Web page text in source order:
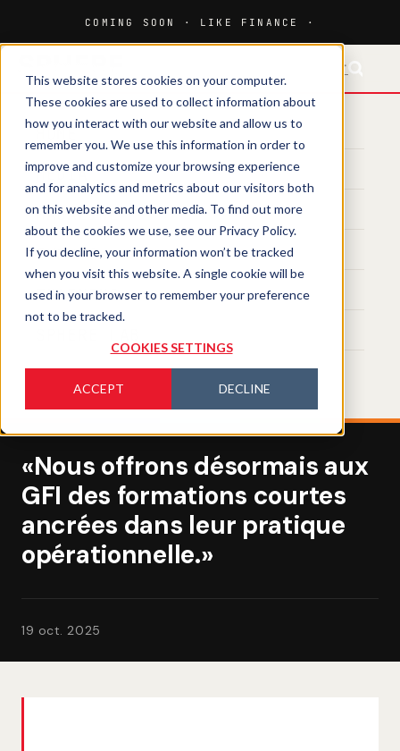
This website stores cookies on your computer.
These cookies are used to collect information about
how you interact with our website and allow us to
remember you. We use this information in order to
improve and customize your browsing experience
and for analytics and metrics about our visitors both
on this website and other media. To find out more
about the cookies we use, see our Privacy Policy.
If you decline, your information won’t be tracked
when you visit this website. A single cookie will be
used in your browser to remember your preference
not to be tracked.
COOKIES SETTINGS
ACCEPT DECLINE
HOME
MEDIA
MAGAZINE
EVENTS
TRAINING
«Nous offrons désormais aux
GFI des formations courtes
ancrées dans leur pratique
opérationnelle.»
19 oct. 2025